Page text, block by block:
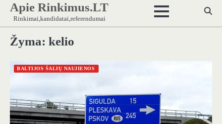
Skip
content
Apie Rinkimus.LT
Rinkimai,kandidatai,referendumai
Žyma: kelio
BALTIJOS ŠALIŲ NAUJIENOS